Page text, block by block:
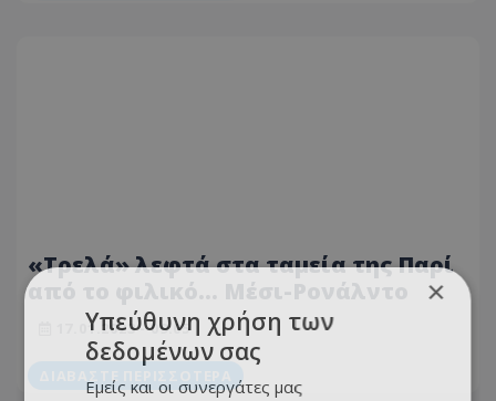
«Τρελά» λεφτά στα ταμεία της Παρί
από το φιλικό… Μέσι-Ρονάλντο
17.01.2023 - 09:05
ΔΙΑΒΆΣΤΕ ΠΕΡΙΣΣΌΤΕΡΑ
×
Υπεύθυνη χρήση των
δεδομένων σας
Εμείς και οι συνεργάτες μας